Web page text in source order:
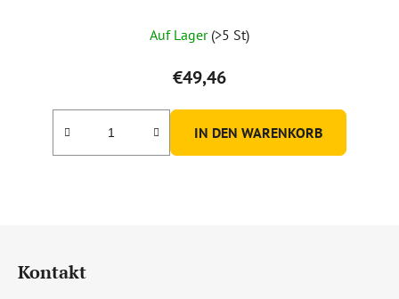
durchschnittliche
Produktbewertung
ist
5,0
von
Auf Lager (>5 St)
€49,46
IN DEN WARENKORB
Kontakt